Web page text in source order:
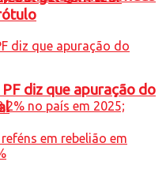
diz que apuração do